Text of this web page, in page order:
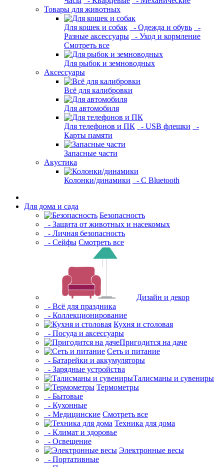
Товары для животных
Для кошек и собак - Одежда и обувь
-
Разные аксессуары
- Уход и кормление
Смотреть все
Для рыбок и земноводных
Аксессуары
Всё для калибровки
Для автомобиля
Для телефонов и ПК - USB флешки
-
Карты памяти
Запасные части
Акустика
Колонки/динамики - С Bluetooth
Для дома и сада
Безопасность
- Защита от животных и насекомых
- Личная безопасность
- Сейфы Смотреть все
Дизайн и декор
- Всё для праздника
- Коллекционирование
Кухня и столовая
- Посуда и аксессуары
Пригодится на даче
Сеть и питание
- Батарейки и аккумуляторы
- Зарядные устройства
Талисманы и сувениры
Термометры
- Бытовые
- Кухонные
- Медицинские Смотреть все
Техника для дома
- Климат и здоровье
- Освещение
Электронные весы
- Портативные